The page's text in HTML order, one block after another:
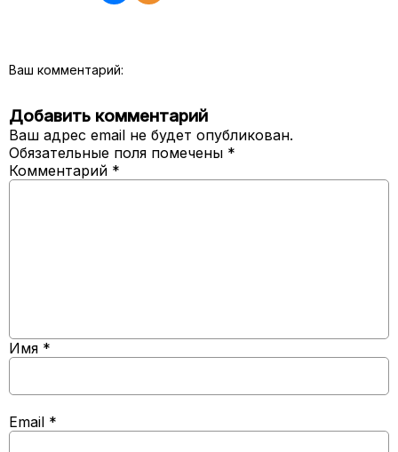
Ваш комментарий:
Добавить комментарий
Ваш адрес email не будет опубликован.
Обязательные поля помечены *
Комментарий *
Имя *
Email *